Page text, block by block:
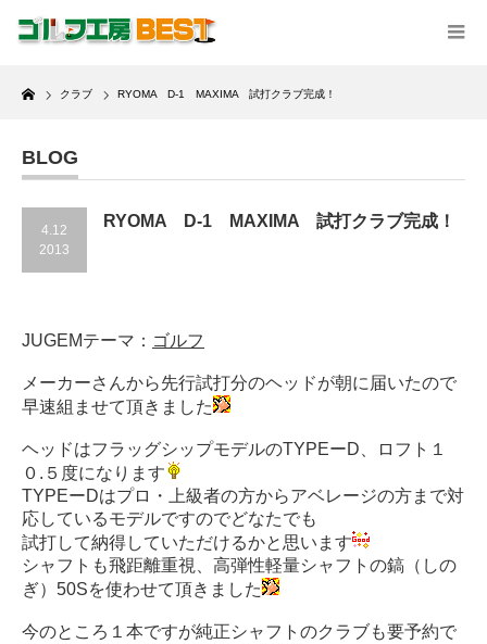
Home
クラブ RYOMA D-1 MAXIMA 試打クラブ完成！
BLOG
4.12
2013
RYOMA D-1 MAXIMA 試打クラブ完成！
JUGEMテーマ： ゴルフ
メーカーさんから先行試打分のヘッドが朝に届いたので
早速組ませて頂きました
ヘッドはフラッグシップモデルのTYPEーD、ロフト１
０.５度になります
TYPEーDはプロ・上級者の方からアベレージの方まで対
応しているモデルですのでどなたでも
試打して納得していただけるかと思います
シャフトも飛距離重視、高弾性軽量シャフトの鎬（しの
ぎ）50Sを使わせて頂きました
今のところ１本ですが純正シャフトのクラブも要予約で